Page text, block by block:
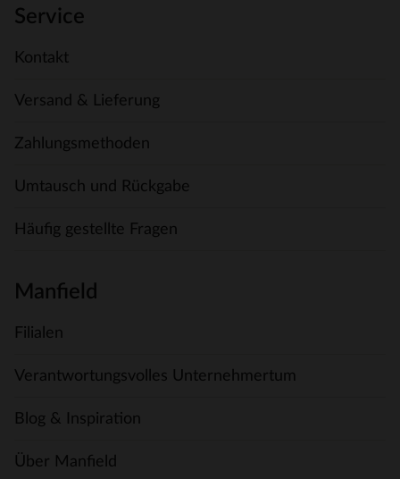
Service
Kontakt
Versand & Lieferung
Zahlungsmethoden
Umtausch und Rückgabe
Häufig gestellte Fragen
Manfield
Filialen
Verantwortungsvolles Unternehmertum
Blog & Inspiration
Über Manfield